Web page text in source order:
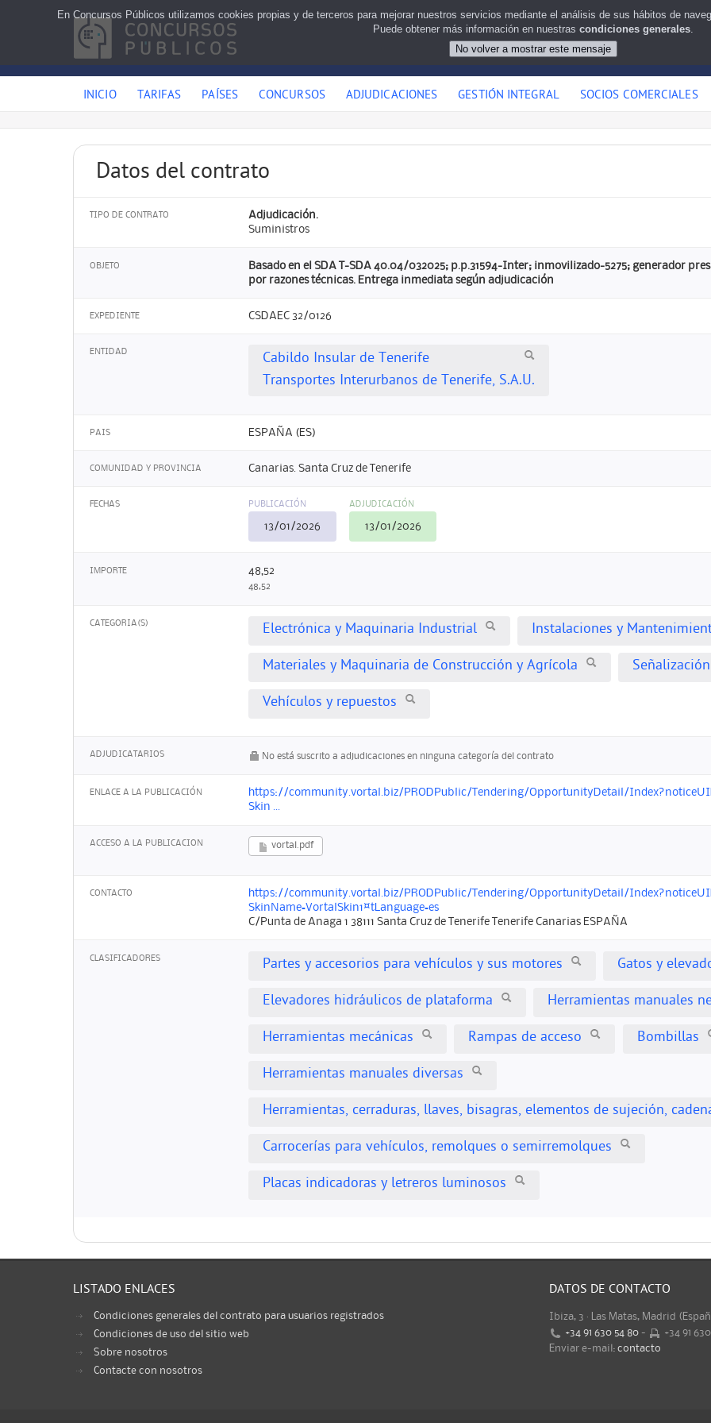
INICIO TARIFAS PAÍSES CONCURSOS ADJUDICACIONES GESTIÓN INTEGRAL SOCIOS COMERCIALES
Datos del contrato
TIPO DE CONTRATO
Adjudicación.
Suministros
OBJETO
Basado en el SDA T-SDA 40.04/032025; p.p.31594-Inter; inmovilizado-5275; generador
por razones técnicas. Entrega inmediata según adjudicación
EXPEDIENTE CSDAEC 32/0126
ENTIDAD
Cabildo Insular de Tenerife
Transportes Interurbanos de Tenerife, S.A.U.
PAIS ESPAÑA (ES)
COMUNIDAD Y PROVINCIA Canarias. Santa Cruz de Tenerife
FECHAS PUBLICACIÓN
13/01/2026
ADJUDICACIÓN
13/01/2026
IMPORTE 48,52
48,52
CATEGORIA(S) Electrónica y Maquinaria Industrial Instalaciones y
Materiales y Maquinaria de Construcción y Agrícola Señalización
Vehículos y repuestos
ADJUDICATARIOS No está suscrito a adjudicaciones en ninguna categoría del contrato
ENLACE A LA PUBLICACIÓN
https://community.vortal.biz/PRODPublic/Tendering/OpportunityDetail/
Skin ...
ACCESO A LA PUBLICACION vortal.pdf
CONTACTO
https://community.vortal.biz/PRODPublic/Tendering/OpportunityDetail/
SkinName=VortalSkin1¤tLanguage=es
C/Punta de Anaga 1 38111 Santa Cruz de Tenerife Tenerife Canarias ESPAÑA
CLASIFICADORES Partes y accesorios para vehículos y sus motores Gatos y
Elevadores hidráulicos de plataforma Herramientas manuales
Herramientas mecánicas Rampas de acceso Bombillas
Herramientas manuales diversas
Herramientas, cerraduras, llaves, bisagras, elementos de sujeción,
Carrocerías para vehículos, remolques o semirremolques
Placas indicadoras y letreros luminosos
LISTADO ENLACES
Condiciones generales del contrato para usuarios registrados
Condiciones de uso del sitio web
Sobre nosotros
Contacte con nosotros
DATOS DE CONTACTO
Ibiza, 3 · Las Matas, Madrid
+34 91 630 54 80 -
+34 91
Enviar e-mail: contacto
En Concursos Públicos utilizamos cookies propias y de terceros para mejorar nuestros servicios mediante el análisis de sus hábitos de
Puede obtener más información en nuestras condiciones generales.